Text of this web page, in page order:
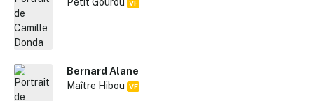
Petit Gourou VF
Bernard Alane
Maître Hibou VF